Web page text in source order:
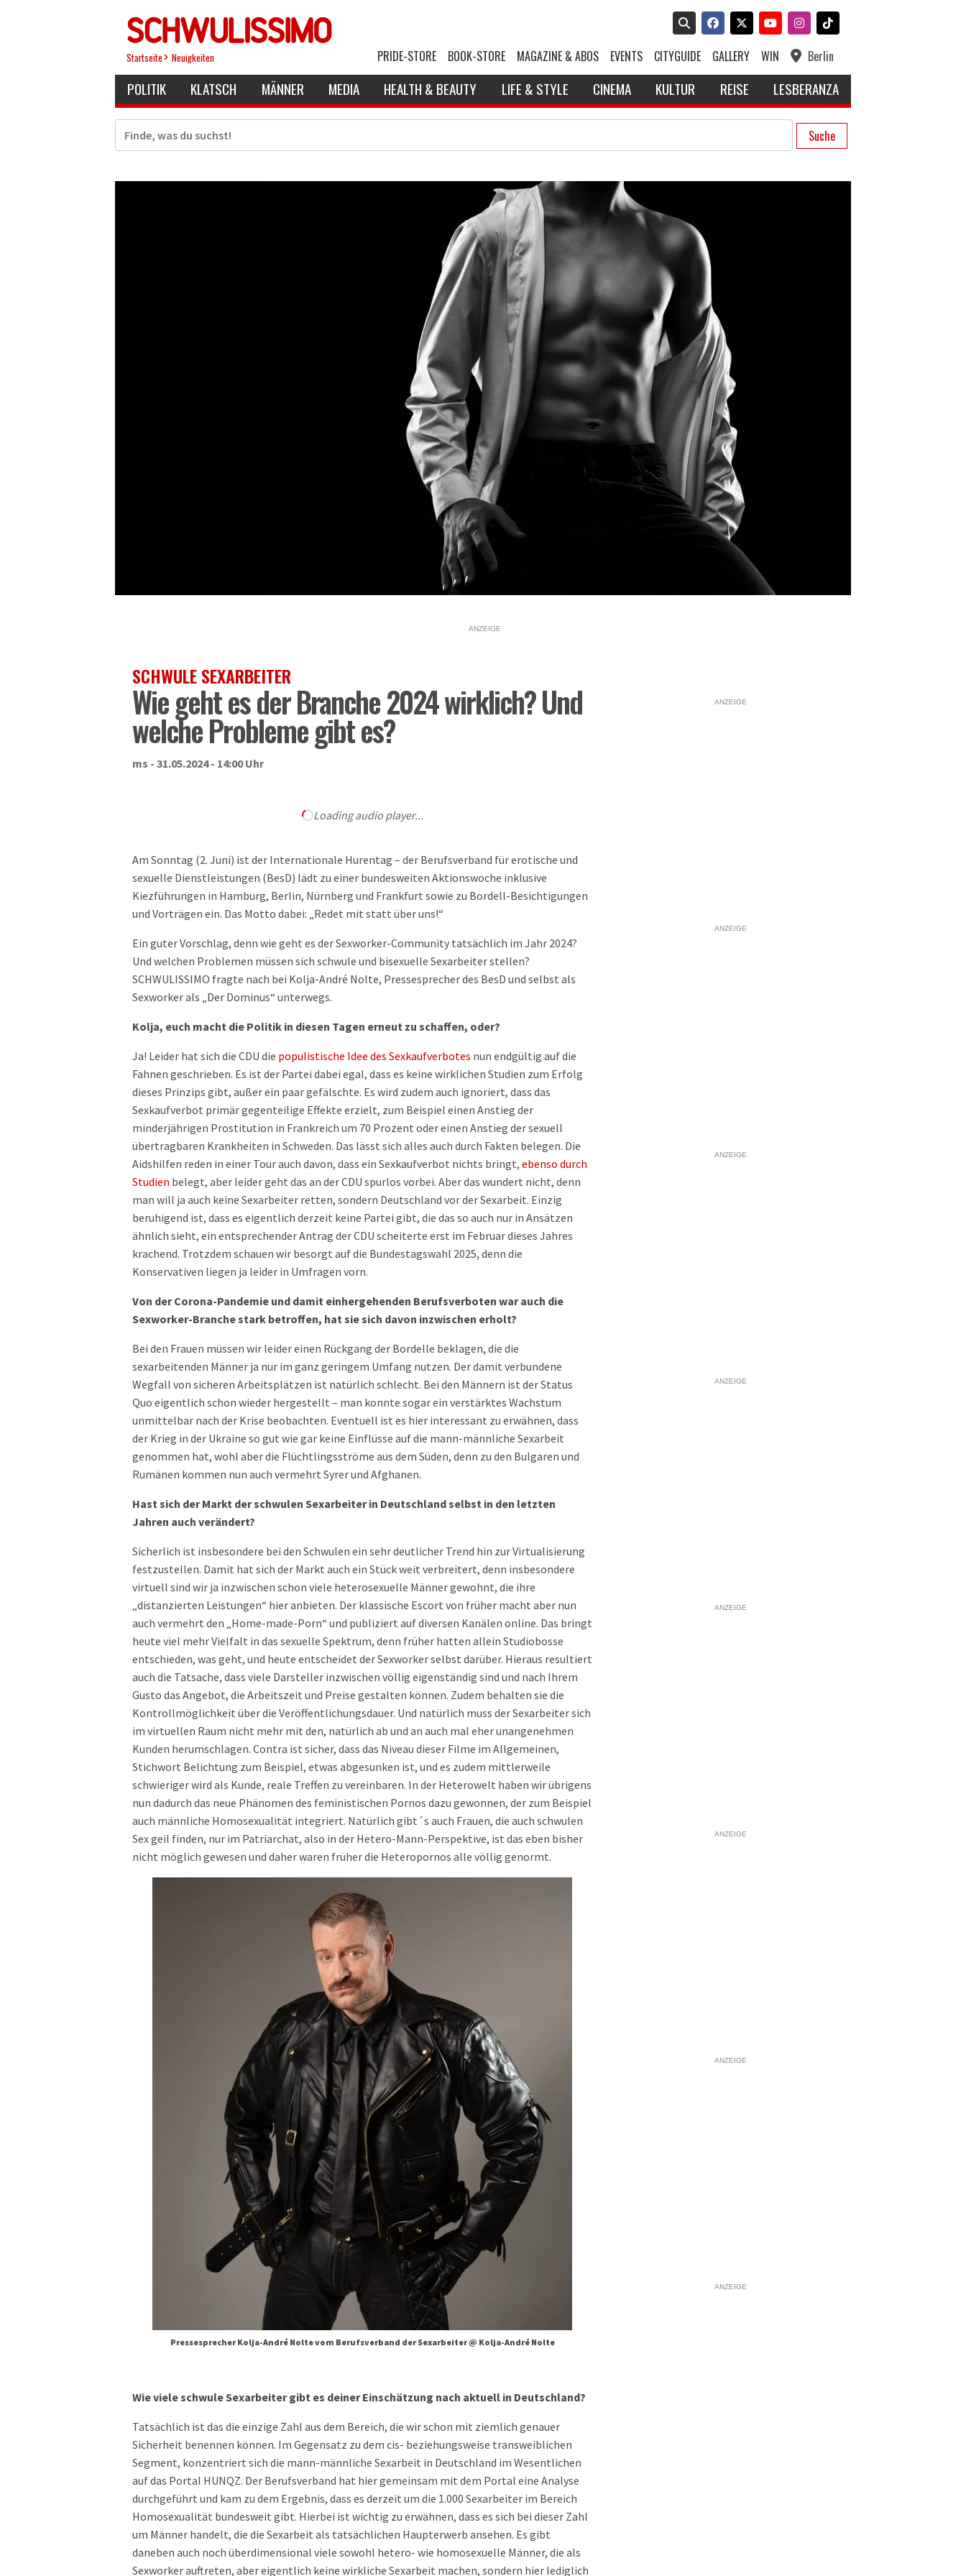
Startseite Neuigkeiten PRIDE-STORE BOOK-STORE MAGAZINE & ABOS EVENTS CITYGUIDE GALLERY WIN Berlin
POLITIK KLATSCH MÄNNER MEDIA HEALTH & BEAUTY LIFE & STYLE CINEMA KULTUR REISE LESBERANZA
Suche
ANZEIGE
SCHWULE SEXARBEITER
Wie geht es der Branche 2024 wirklich? Und
welche Probleme gibt es?
ms - 31.05.2024 - 14:00 Uhr
Loading audio player...
Am Sonntag (2. Juni) ist der Internationale Hurentag – der Berufsverband für erotische und
sexuelle Dienstleistungen (BesD) lädt zu einer bundesweiten Aktionswoche inklusive
Kiezführungen in Hamburg, Berlin, Nürnberg und Frankfurt sowie zu Bordell-Besichtigungen
und Vorträgen ein. Das Motto dabei: „Redet mit statt über uns!“
Ein guter Vorschlag, denn wie geht es der Sexworker-Community tatsächlich im Jahr 2024?
Und welchen Problemen müssen sich schwule und bisexuelle Sexarbeiter stellen?
SCHWULISSIMO fragte nach bei Kolja-André Nolte, Pressesprecher des BesD und selbst als
Sexworker als „Der Dominus“ unterwegs.
Kolja, euch macht die Politik in diesen Tagen erneut zu schaffen, oder?
Ja! Leider hat sich die CDU die populistische Idee des Sexkaufverbotes nun endgültig auf die
Fahnen geschrieben. Es ist der Partei dabei egal, dass es keine wirklichen Studien zum Erfolg
dieses Prinzips gibt, außer ein paar gefälschte. Es wird zudem auch ignoriert, dass das
Sexkaufverbot primär gegenteilige Effekte erzielt, zum Beispiel einen Anstieg der
minderjährigen Prostitution in Frankreich um 70 Prozent oder einen Anstieg der sexuell
übertragbaren Krankheiten in Schweden. Das lässt sich alles auch durch Fakten belegen. Die
Aidshilfen reden in einer Tour auch davon, dass ein Sexkaufverbot nichts bringt, ebenso durch
Studien belegt, aber leider geht das an der CDU spurlos vorbei. Aber das wundert nicht, denn
man will ja auch keine Sexarbeiter retten, sondern Deutschland vor der Sexarbeit. Einzig
beruhigend ist, dass es eigentlich derzeit keine Partei gibt, die das so auch nur in Ansätzen
ähnlich sieht, ein entsprechender Antrag der CDU scheiterte erst im Februar dieses Jahres
krachend. Trotzdem schauen wir besorgt auf die Bundestagswahl 2025, denn die
Konservativen liegen ja leider in Umfragen vorn.
Von der Corona-Pandemie und damit einhergehenden Berufsverboten war auch die
Sexworker-Branche stark betroffen, hat sie sich davon inzwischen erholt?
Bei den Frauen müssen wir leider einen Rückgang der Bordelle beklagen, die die
sexarbeitenden Männer ja nur im ganz geringem Umfang nutzen. Der damit verbundene
Wegfall von sicheren Arbeitsplätzen ist natürlich schlecht. Bei den Männern ist der Status
Quo eigentlich schon wieder hergestellt – man konnte sogar ein verstärktes Wachstum
unmittelbar nach der Krise beobachten. Eventuell ist es hier interessant zu erwähnen, dass
der Krieg in der Ukraine so gut wie gar keine Einflüsse auf die mann-männliche Sexarbeit
genommen hat, wohl aber die Flüchtlingsströme aus dem Süden, denn zu den Bulgaren und
Rumänen kommen nun auch vermehrt Syrer und Afghanen.
Hast sich der Markt der schwulen Sexarbeiter in Deutschland selbst in den letzten
Jahren auch verändert?
Sicherlich ist insbesondere bei den Schwulen ein sehr deutlicher Trend hin zur Virtualisierung
festzustellen. Damit hat sich der Markt auch ein Stück weit verbreitert, denn insbesondere
virtuell sind wir ja inzwischen schon viele heterosexuelle Männer gewohnt, die ihre
„distanzierten Leistungen“ hier anbieten. Der klassische Escort von früher macht aber nun
auch vermehrt den „Home-made-Porn“ und publiziert auf diversen Kanälen online. Das bringt
heute viel mehr Vielfalt in das sexuelle Spektrum, denn früher hatten allein Studiobosse
entschieden, was geht, und heute entscheidet der Sexworker selbst darüber. Hieraus resultiert
auch die Tatsache, dass viele Darsteller inzwischen völlig eigenständig sind und nach Ihrem
Gusto das Angebot, die Arbeitszeit und Preise gestalten können. Zudem behalten sie die
Kontrollmöglichkeit über die Veröffentlichungsdauer. Und natürlich muss der Sexarbeiter sich
im virtuellen Raum nicht mehr mit den, natürlich ab und an auch mal eher unangenehmen
Kunden herumschlagen. Contra ist sicher, dass das Niveau dieser Filme im Allgemeinen,
Stichwort Belichtung zum Beispiel, etwas abgesunken ist, und es zudem mittlerweile
schwieriger wird als Kunde, reale Treffen zu vereinbaren. In der Heterowelt haben wir übrigens
nun dadurch das neue Phänomen des feministischen Pornos dazu gewonnen, der zum Beispiel
auch männliche Homosexualität integriert. Natürlich gibt´s auch Frauen, die auch schwulen
Sex geil finden, nur im Patriarchat, also in der Hetero-Mann-Perspektive, ist das eben bisher
nicht möglich gewesen und daher waren früher die Heteropornos alle völlig genormt.
Pressesprecher Kolja-André Nolte vom Berufsverband der Sexarbeiter @ Kolja-André Nolte
Wie viele schwule Sexarbeiter gibt es deiner Einschätzung nach aktuell in Deutschland?
Tatsächlich ist das die einzige Zahl aus dem Bereich, die wir schon mit ziemlich genauer
Sicherheit benennen können. Im Gegensatz zu dem cis- beziehungsweise transweiblichen
Segment, konzentriert sich die mann-männliche Sexarbeit in Deutschland im Wesentlichen
auf das Portal HUNQZ. Der Berufsverband hat hier gemeinsam mit dem Portal eine Analyse
durchgeführt und kam zu dem Ergebnis, dass es derzeit um die 1.000 Sexarbeiter im Bereich
Homosexualität bundesweit gibt. Hierbei ist wichtig zu erwähnen, dass es sich bei dieser Zahl
um Männer handelt, die die Sexarbeit als tatsächlichen Haupterwerb ansehen. Es gibt
daneben auch noch überdimensional viele sowohl hetero- wie homosexuelle Männer, die als
Sexworker auftreten, aber eigentlich keine wirkliche Sexarbeit machen, sondern hier lediglich
ANZEIGE
ANZEIGE
ANZEIGE
ANZEIGE
ANZEIGE
ANZEIGE
ANZEIGE
ANZEIGE